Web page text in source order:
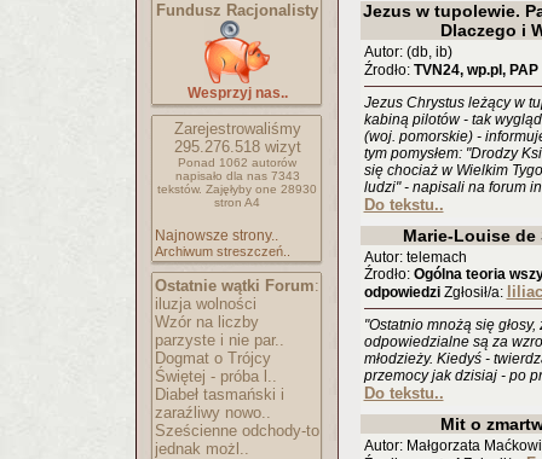
Fundusz Racjonalisty
Wesprzyj nas..
Zarejestrowaliśmy
295.276.518wizyt
Ponad 1062 autorów
napisało dla nas 7343
tekstów. Zajęłyby one 28930
stron A4
Najnowsze strony..
Archiwum streszczeń..
Ostatnie wątki Forum:
iluzja wolności
Wzór na liczby
parzyste i nie par..
Dogmat o Trójcy
Świętej - próba l..
Diabeł tasmański i
zaraźliwy nowo..
Sześcienne odchody-to
jednak możl..
Jezus w tupolewie.
Dlaczego i
Autor: (db, ib)
Źrodło: TVN24, wp.pl, PAP
Jezus Chrystus leżący w
kabiną pilotów - tak
(woj. pomorskie) -
tym pomysłem: "Drodzy
się chociaż w Wielkim
ludzi" - napisali na forum
Do tekstu..
Marie-Louise de
Autor: telemach
Źrodło: Ogólna teoria
odpowiedziZgłosił/a: liliac
"Ostatnio mnożą się
odpowiedzialne są za
młodzieży. Kiedyś -
przemocy jak dzisiaj - po
Do tekstu..
Mit o
Autor: Małgorzata